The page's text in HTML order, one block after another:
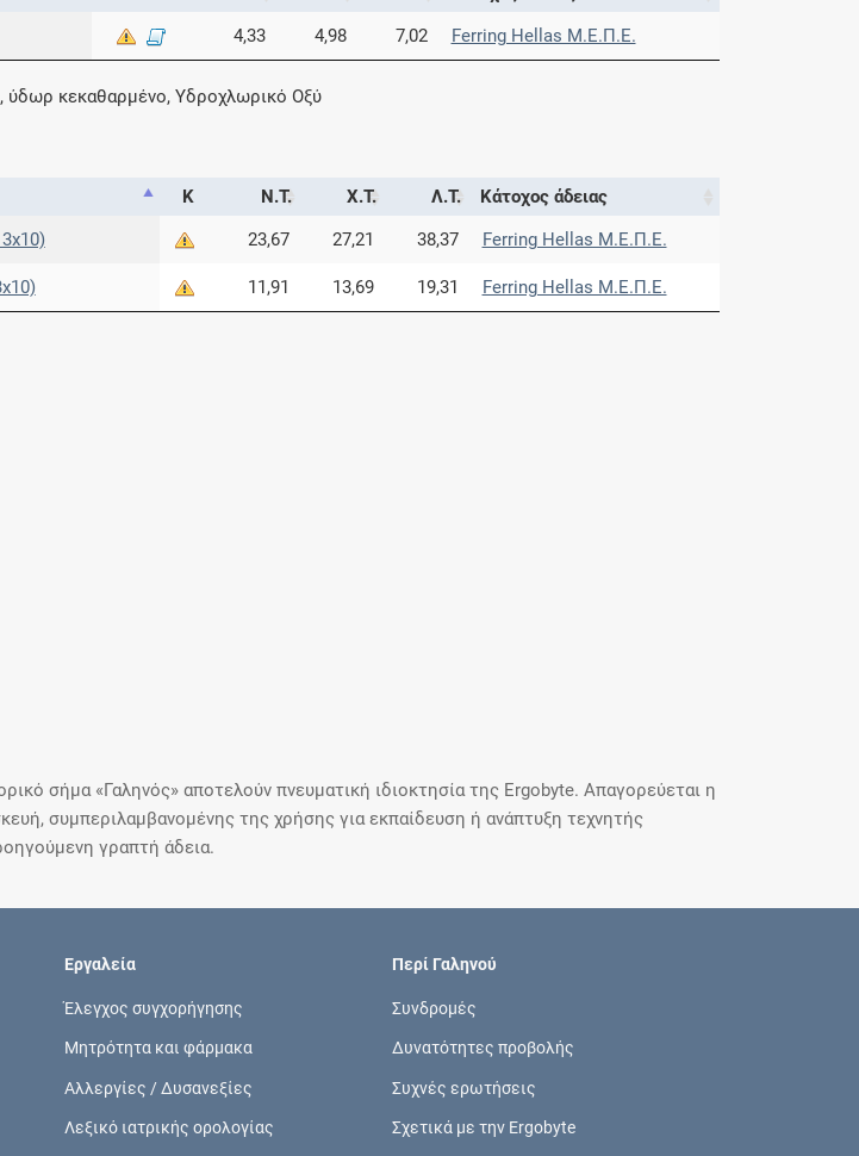
4,33 4,98 7,02 Ferring Hellas Μ.Ε.Π.Ε.
ύδωρ κεκαθαρμένο, Υδροχλωρικό Οξύ
Κ Ν.Τ. Χ.Τ. Λ.Τ.
Κάτοχος άδειας
23,67 27,21 38,37 Ferring Hellas Μ.Ε.Π.Ε.
11,91 13,69 19,31 Ferring Hellas Μ.Ε.Π.Ε.
σήμα «Γαληνός» αποτελούν πνευματική ιδιοκτησία της Ergobyte. Απαγορεύεται η
συμπεριλαμβανομένης της χρήσης για εκπαίδευση ή ανάπτυξη τεχνητής
γραπτή άδεια.
Εργαλεία
Έλεγχος συγχορήγησης
Μητρότητα και φάρμακα
Αλλεργίες / Δυσανεξίες
Λεξικό ιατρικής ορολογίας
Περί Γαληνού
Συνδρομές
Δυνατότητες προβολής
Συχνές ερωτήσεις
Σχετικά με την Ergobyte